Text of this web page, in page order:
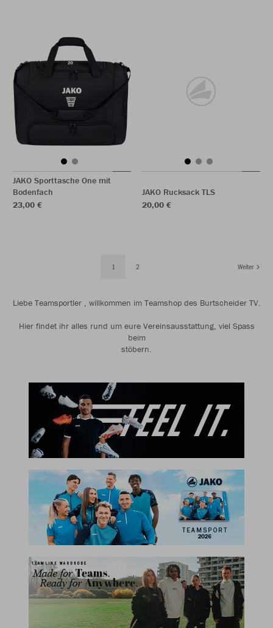
JAKO Sporttasche One mit
Bodenfach
23,00 €
JAKO Rucksack TLS
20,00 €
1 2 Weiter
Liebe Teamsportler , willkommen im Teamshop des Burtscheider TV.
Hier findet ihr alles rund um eure Vereinsausstattung, viel Spass
beim
stöbern.